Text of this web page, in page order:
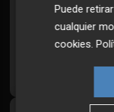
Todos los
Puede
cualquier
cookies.